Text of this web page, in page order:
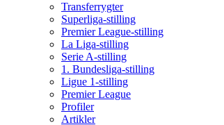
Transferrygter
Superliga-stilling
Premier League-stilling
La Liga-stilling
Serie A-stilling
1. Bundesliga-stilling
Ligue 1-stilling
Premier League
Profiler
Artikler